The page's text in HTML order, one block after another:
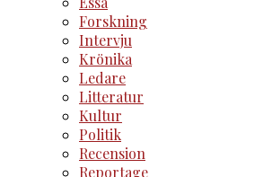
Forskning
Intervju
Krönika
Ledare
Litteratur
Kultur
Politik
Recension
Reportage